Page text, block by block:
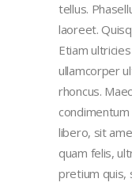
tellus.
laoreet.
Etiam
ullamcorper
rhoncus.
libero, sit
quam felis,
pretium quis,